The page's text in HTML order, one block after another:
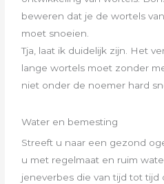
beweren dat je de wortels
moet snoeien.
Tja, laat ik duidelijk zijn. Het
lange wortels moet zonder
niet onder de noemer hard
Water en bemesting
Streeft u naar een gezond
u met regelmaat en ruim
jeneverbes die van tijdtot tijd